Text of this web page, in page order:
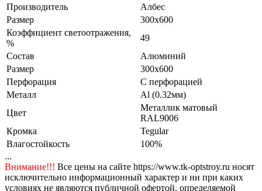
Производитель
Албес
Размер
300x600
Коэффициент светоотражения,
%
49
Состав
Алюминий
Размер
300x600
Перфорация
С перфорацией
Металл
Al (0.32мм)
Цвет
Металлик матовый
RAL9006
Кромка
Tegular
Влагостойкость
100%
...
Внимание!!! Все цены на сайте https://www.tk-optstroy.ru носят
исключительно информационный характер и ни при каких
условиях не являются публичной офертой, определяемой